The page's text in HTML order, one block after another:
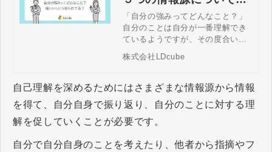
説
「自分の強みってどんなこと？」
自分のことは自分が一番理解でき
ているようですが、その度合いは
人によって異なります。自己理解
を深めることは仕事を効果的に進
回は自己理解を深めることにつな
し、自己理解を深める方法につい
てご案内していきます。
株式会社LDcube
自己理解を深めるためにはさまざまな情報源から情報
を得て、自分自身で振り返り、自分のことに対する理
解を促していくことが必要です。
自分で自分自身のことを考えたり、他者から指摘やフ